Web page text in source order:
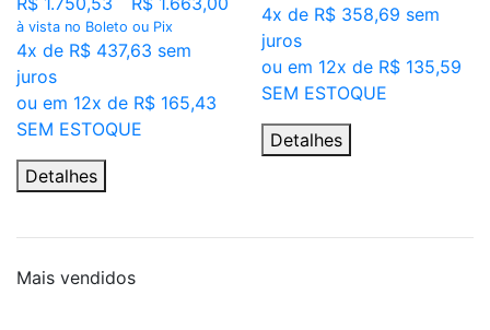
à vista no Boleto ou Pix
4x de R$ 437,63 sem
juros
ou em 12x de R$ 165,43
SEM ESTOQUE
Detalhes
4x de R$ 358,69 sem
juros
ou em 12x de R$ 135,59
SEM ESTOQUE
Detalhes
Mais vendidos